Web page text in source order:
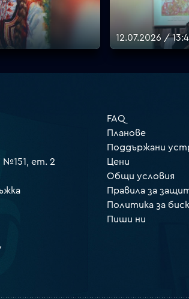
12.07.2026 /
№151, ет. 2
FAQ
Планове
Поддържани
Цени
Общи условия
Правила за
Политика за
Пиши ни